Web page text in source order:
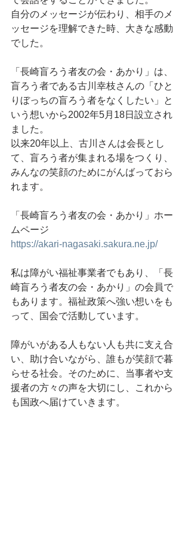
自分のメッセージが伝わり、相手のメ
ッセージを理解できた時、大きな感動
でした。
「長崎盲ろう者友の会・あかり」は、
盲ろう者である古川幸枝さんの「ひと
りぼっちの盲ろう者をなくしたい」と
いう想いから2002年5月18日設立され
ました。
以来20年以上、古川さんは会長とし
て、盲ろう者が集まれる場をつくり、
みんなの笑顔のためにがんばっておら
れます。
「長崎盲ろう者友の会・あかり」ホー
ムページ
https://akari-nagasaki.sakura.ne.jp/
私は障がい福祉事業者でもあり、「長
崎盲ろう者友の会・あかり」の会員で
もあります。福祉政策へ強い想いをも
って、国会で活動しています。
障がいがある人もない人も共に支え合
い、助け合いながら、誰もが笑顔で暮
らせる社会。そのために、当事者や支
援者の方々の声を大切にし、これから
も国政へ届けていきます。